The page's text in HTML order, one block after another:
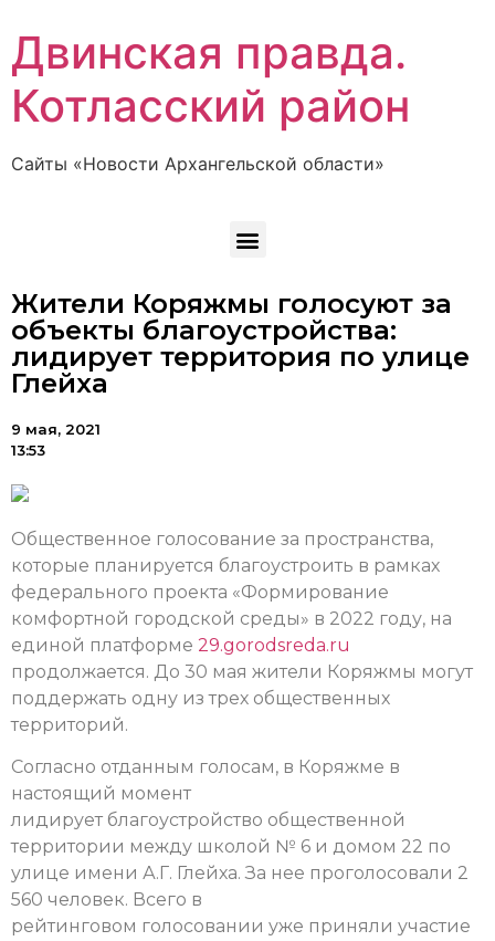
Двинская правда.
Котласский район
Сайты «Новости Архангельской области»
Жители Коряжмы голосуют за
объекты благоустройства:
лидирует территория по улице
Глейха
9 мая, 2021
13:53
Общественное голосование за пространства,
которые планируется благоустроить в рамках
федерального проекта «Формирование
комфортной городской среды» в 2022 году, на
единой платформе 29.gorodsreda.ru
продолжается. До 30 мая жители Коряжмы могут
поддержать одну из трех общественных
территорий.
Согласно отданным голосам, в Коряжме в
настоящий момент
лидирует благоустройство общественной
территории между школой № 6 и домом 22 по
улице имени А.Г. Глейха. За нее проголосовали 2
560 человек. Всего в
рейтинговом голосовании уже приняли участие